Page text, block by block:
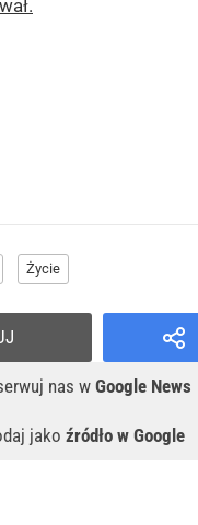
Życie
nas w Google News
jako źródło w Google